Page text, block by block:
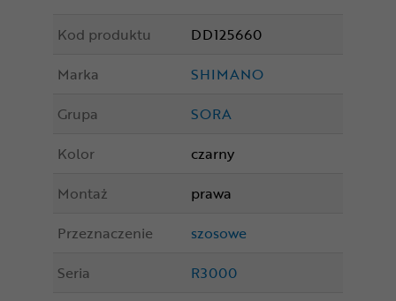
Kod produktu
DD125660
Marka
SHIMANO
Grupa
SORA
Kolor
czarny
Montaż
prawa
Przeznaczenie
szosowe
Seria
R3000